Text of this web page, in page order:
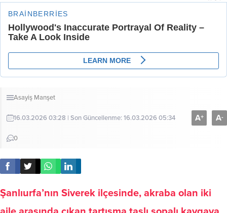
Asayiş Manşet
16.03.2026 03:28 | Son Güncellenme: 16.03.2026 05:34
0
A+ A-
Şanlıurfa’nın Siverek ilçesinde, akraba olan iki